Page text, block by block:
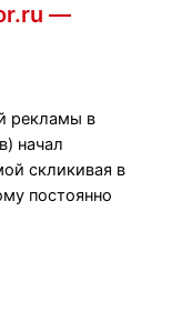
—
рекламы в
начал
скликивая в
постоянно